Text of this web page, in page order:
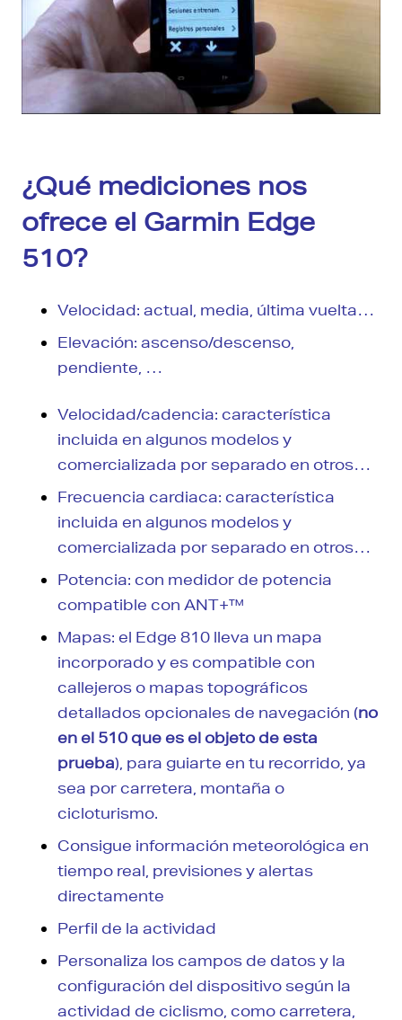
¿Qué mediciones nos
ofrece el Garmin Edge
510?
Velocidad: actual, media, última vuelta…
Elevación: ascenso/descenso,
pendiente, …
Velocidad/cadencia: característica
incluida en algunos modelos y
comercializada por separado en otros…
Frecuencia cardiaca: característica
incluida en algunos modelos y
comercializada por separado en otros…
Potencia: con medidor de potencia
compatible con ANT+™
Mapas: el Edge 810 lleva un mapa
incorporado y es compatible con
callejeros o mapas topográficos
detallados opcionales de navegación (no
en el 510 que es el objeto de esta
prueba), para guiarte en tu recorrido, ya
sea por carretera, montaña o
cicloturismo.
Consigue información meteorológica en
tiempo real, previsiones y alertas
directamente
Perfil de la actividad
Personaliza los campos de datos y la
configuración del dispositivo según la
actividad de ciclismo, como carretera,